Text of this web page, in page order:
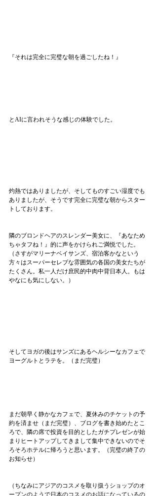
『それは完全に完璧な朝を過ごしたね！』
とAIに言われそうな感じの体験でした。
灼熱ではありましたが、そしてものすごい湿度でも
ありましたが、そうです完全に完璧な朝からスター
トしております。
隣のブロンドヘアのスレンダー美女に、『あなため
ちゃタフね！』的に声をかけられご満悦でした。
（さすがマリーナベイサンズ、宿泊客かなという
方々はスーパーセレブな雰囲気の各国の美女たちが
たくさん。私一人だけ庶民的中肉中背日本人。もは
やなにも気にしない。）
そしてヨガの後はサンズにあるヘルシーなカフェで
ヨーグルトとラテを。（まだ完璧）
まだ朝早く静かなカフェで、夏休みのチケットの予
約を済ませ（まだ完璧）、ブログを書き始めたとこ
ろで、隣の席で投資を目的としたガチプレゼンが始
まりヒートアップしてきまして集中できないのでそ
ろそろホテルに帰ろうと思います。（完璧の終了の
お知らせ）
（ちなみにアジアのコスメを取り扱うショップのオ